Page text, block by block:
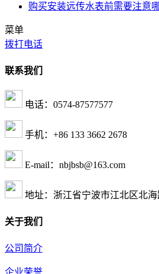
购买安装远传水表前需要注意
菜单
拨打电话
联系我们
电话：0574-87577577
手机：+86 133 3662 2678
E-mail：nbjbsb@163.com
地址：浙江省宁波市江北区北海
关于我们
公司简介